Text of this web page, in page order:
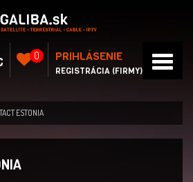
0 PRIHLÁSENIE
REGISTRÁCIA (FIRMY)
ESTONIA